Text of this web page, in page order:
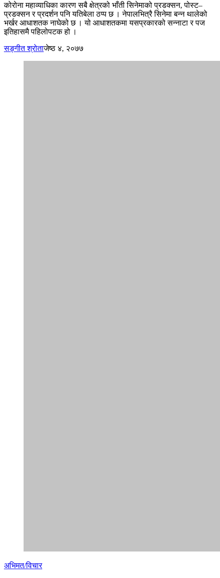
कोरोना महाव्याधिका कारण सबै क्षेत्रको भाँती सिनेमाको प्रडक्सन, पोस्ट–
प्रडक्सन र प्रदर्शन पनि यतिबेला ठप्प छ । नेपालभित्रै सिनेमा बन्न थालेको
भर्खर आधाशतक नाघेको छ । यो आधाशतकमा यसप्रकारको सन्नाटा र पज
इतिहासमै पहिलोपटक हो ।
सङ्गीत श्रोताजेष्ठ ४, २०७७
अभिमत/विचार